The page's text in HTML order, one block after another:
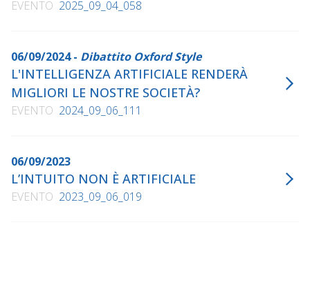
EVENTO 2025_09_04_058
06/09/2024 - Dibattito Oxford Style
L'INTELLIGENZA ARTIFICIALE RENDERÀ
MIGLIORI LE NOSTRE SOCIETÀ?
EVENTO 2024_09_06_111
06/09/2023
L’INTUITO NON È ARTIFICIALE
EVENTO 2023_09_06_019